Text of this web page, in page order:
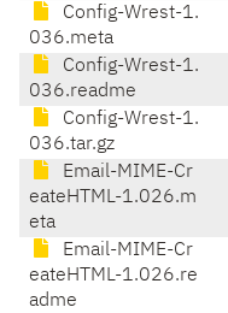
Config-Wrest-1.
036.meta
Config-Wrest-1.
036.readme
Config-Wrest-1.
036.tar.gz
Email-MIME-Cr
eateHTML-1.026.m
eta
Email-MIME-Cr
eateHTML-1.026.re
adme